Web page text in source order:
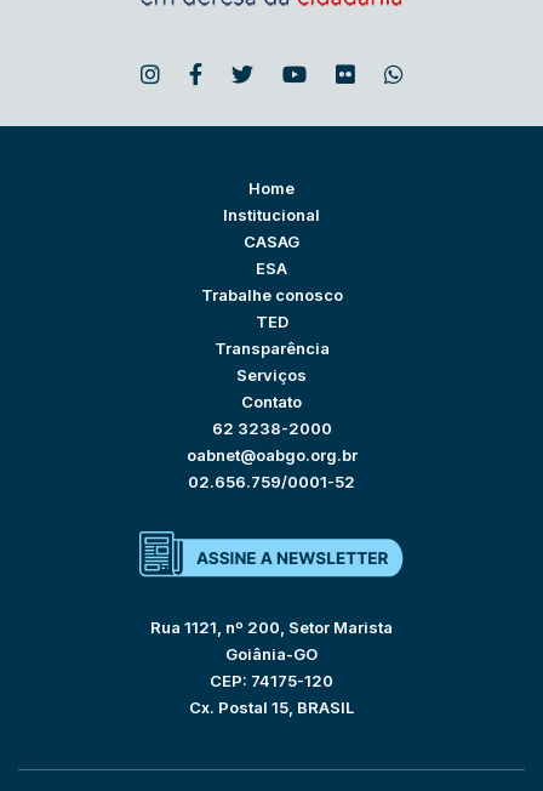
Home
Institucional
CASAG
ESA
Trabalhe conosco
TED
Transparência
Serviços
Contato
62 3238-2000
oabnet@oabgo.org.br
02.656.759/0001-52
Rua 1121, nº 200, Setor Marista
Goiânia-GO
CEP: 74175-120
Cx. Postal 15, BRASIL